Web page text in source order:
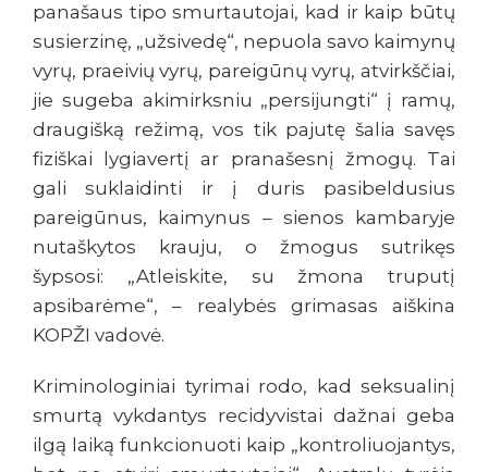
panašaus tipo smurtautojai, kad ir kaip būtų
susierzinę, „užsivedę“, nepuola savo kaimynų
vyrų, praeivių vyrų, pareigūnų vyrų, atvirkščiai,
jie sugeba akimirksniu „persijungti“ į ramų,
draugišką režimą, vos tik pajutę šalia savęs
fiziškai lygiavertį ar pranašesnį žmogų. Tai
gali suklaidinti ir į duris pasibeldusius
pareigūnus, kaimynus – sienos kambaryje
nutaškytos krauju, o žmogus sutrikęs
šypsosi: „Atleiskite, su žmona truputį
apsibarėme“, – realybės grimasas aiškina
KOPŽI vadovė.
Kriminologiniai tyrimai rodo, kad seksualinį
smurtą vykdantys recidyvistai dažnai geba
ilgą laiką funkcionuoti kaip „kontroliuojantys,